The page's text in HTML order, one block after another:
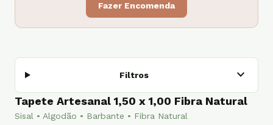
Fazer Encomenda
Filtros expand_more
TAPETE
Tapete Artesanal 1,50 x 1,00 Fibra Natural
Sisal • Algodão • Barbante • Fibra Natural